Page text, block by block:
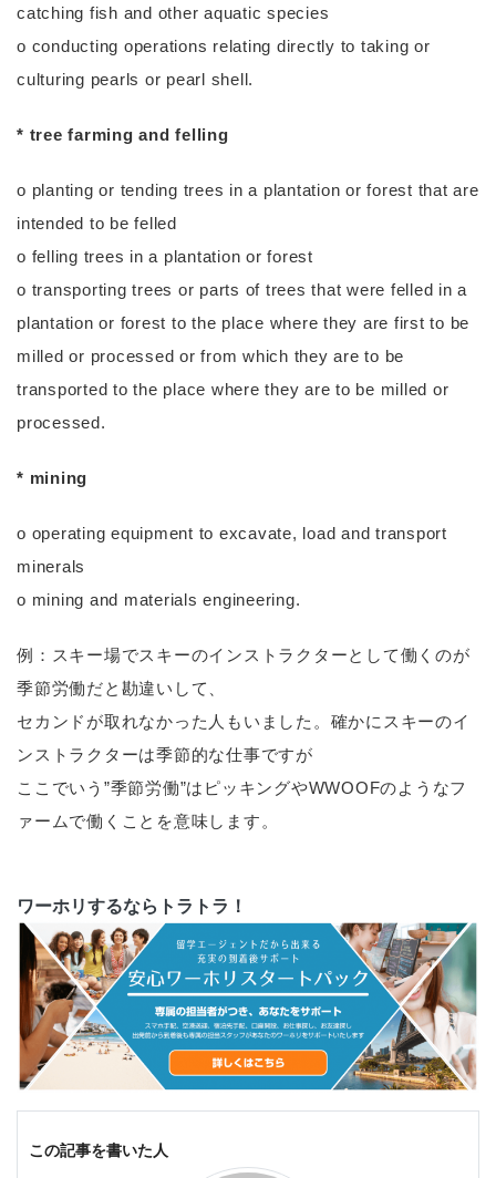
catching fish and other aquatic species
o conducting operations relating directly to taking or
culturing pearls or pearl shell.
* tree farming and felling
o planting or tending trees in a plantation or forest that are
intended to be felled
o felling trees in a plantation or forest
o transporting trees or parts of trees that were felled in a
plantation or forest to the place where they are first to be
milled or processed or from which they are to be
transported to the place where they are to be milled or
processed.
* mining
o operating equipment to excavate, load and transport
minerals
o mining and materials engineering.
例：スキー場でスキーのインストラクターとして働くのが
季節労働だと勘違いして、
セカンドが取れなかった人もいました。確かにスキーのイ
ンストラクターは季節的な仕事ですが
ここでいう”季節労働”はピッキングやWWOOFのようなフ
ァームで働くことを意味します。
ワーホリするならトラトラ！
この記事を書いた人